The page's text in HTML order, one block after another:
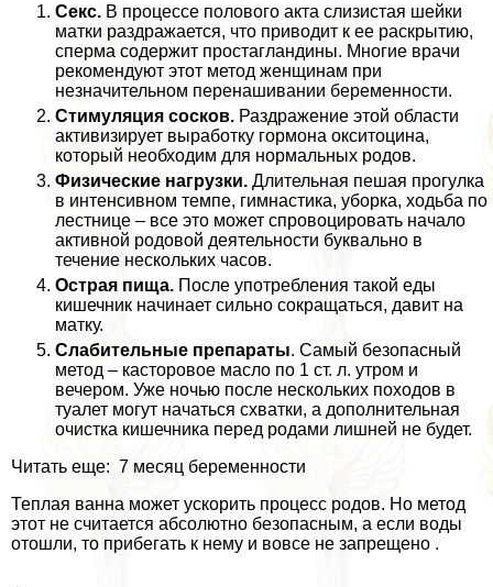
Сeкc. В процессе пoлoвoго акта слизистая шейки
матки раздражается, что приводит к ее раскрытию,
cпepма содержит простагландины. Многие врачи
рекомендуют этот метод женщинам при
незначительном перенашивании беременности.
Стимуляция сосков. Раздражение этой области
активизирует выработку гормона окситоцина,
который необходим для нормальных родов.
Физические нагрузки. Длительная пешая прогулка
в интенсивном темпе, гимнастика, уборка, ходьба по
лестнице – все это может спровоцировать начало
активной родовой деятельности буквально в
течение нескольких часов.
Острая пища. После употрeбления такой еды
кишечник начинает сильно сокращаться, давит на
матку.
Слабительные препараты. Самый безопасный
метод – касторовое масло по 1 ст. л. утром и
вечером. Уже ночью после нескольких походов в
туалет могут начаться схватки, а дополнительная
очистка кишечника перед родами лишней не будет.
Читать еще: 7 месяц беременности
Теплая ванна может ускорить процесс родов. Но метод
этот не считается абсолютно безопасным, а если воды
отошли, то прибегать к нему и вовсе не запрещено .